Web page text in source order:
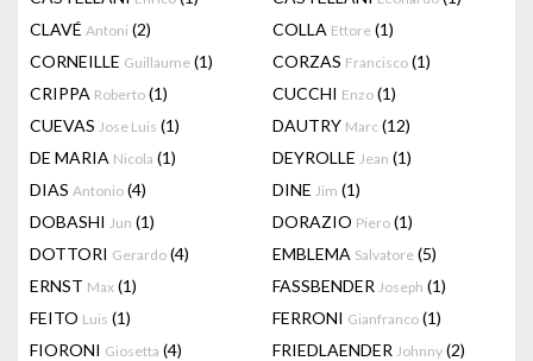
CLAVÉ Antoni (2) COLLA Ettore (1)
CORNEILLE Guillaume (1) CORZAS Francisco (1)
CRIPPA Roberto (1) CUCCHI Enzo (1)
CUEVAS Jose Luis (1) DAUTRY Marc (12)
DE MARIA Nicola (1) DEYROLLE Jean (1)
DIAS Antonio (4) DINE Jim (1)
DOBASHI Jun (1) DORAZIO Piero (1)
DOTTORI Gerardo (4) EMBLEMA Salvatore (5)
ERNST Max (1) FASSBENDER Joseph (1)
FEITO Luis (1) FERRONI Gianfranco (1)
FIORONI Giosetta (4) FRIEDLAENDER Johnny (2)